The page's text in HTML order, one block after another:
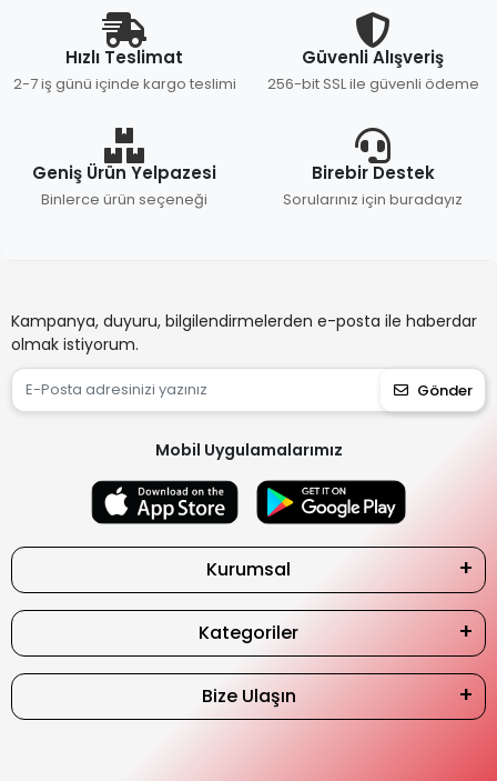
Hızlı Teslimat
2-7 iş günü içinde kargo teslimi
Güvenli Alışveriş
256-bit SSL ile güvenli ödeme
Geniş Ürün Yelpazesi
Binlerce ürün seçeneği
Birebir Destek
Sorularınız için buradayız
Kampanya, duyuru, bilgilendirmelerden e-posta ile haberdar
olmak istiyorum.
Gönder
Mobil Uygulamalarımız
Kurumsal
Kategoriler
Bize Ulaşın